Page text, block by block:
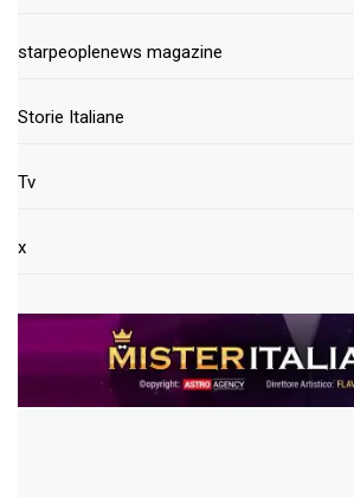
starpeoplenews magazine
Storie Italiane
Tv
x